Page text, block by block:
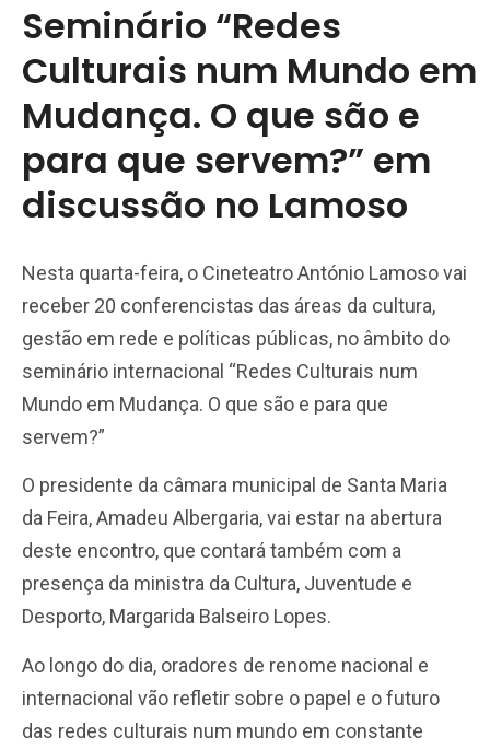
Seminário “Redes
Culturais num Mundo em
Mudança. O que são e
para que servem?” em
discussão no Lamoso
Nesta quarta-feira, o Cineteatro António Lamoso vai
receber 20 conferencistas das áreas da cultura,
gestão em rede e políticas públicas, no âmbito do
seminário internacional “Redes Culturais num
Mundo em Mudança. O que são e para que
servem?”
O presidente da câmara municipal de Santa Maria
da Feira, Amadeu Albergaria, vai estar na abertura
deste encontro, que contará também com a
presença da ministra da Cultura, Juventude e
Desporto, Margarida Balseiro Lopes.
Ao longo do dia, oradores de renome nacional e
internacional vão refletir sobre o papel e o futuro
das redes culturais num mundo em constante